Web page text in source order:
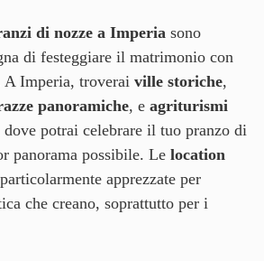
di nozze a Imperiasono
di festeggiare il matrimonio con
A Imperia, troverai ville storiche,
panoramiche, e agriturismi
potrai celebrare il tuo pranzo di
panorama possibile. Le location
apprezzate per
che creano, soprattutto per i